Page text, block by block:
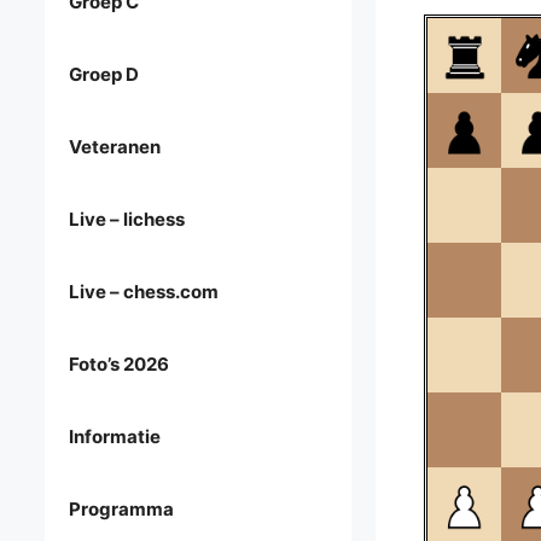
Groep D
Veteranen
Live – lichess
Live – chess.com
Foto’s 2026
Informatie
Programma